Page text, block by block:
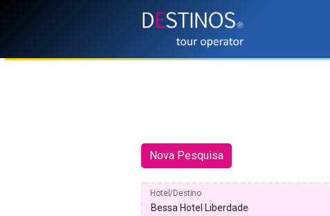
Nova Pesquisa
Hotel/Destino